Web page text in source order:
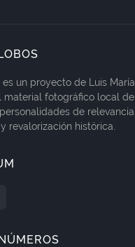
un proyecto de Luis
material fotográfico local de
de
revalorización histórica.